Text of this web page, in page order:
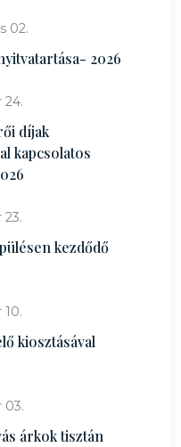
02.
2026
24.
díjak
kapcsolatos
23.
kezdődő
10.
kiosztásával
03.
árkok tisztán